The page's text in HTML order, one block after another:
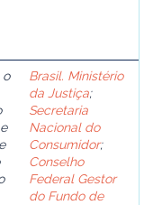
o
Brasil. Ministério
da Justiça;
Secretaria
Nacional do
Consumidor;
Conselho
Federal Gestor
do Fundo de